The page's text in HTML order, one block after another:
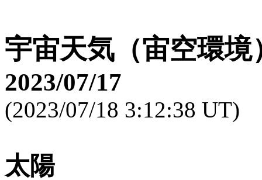
宇宙天気（宙空環境
2023/07/17
(2023/07/18 3:12:38 UT)
太陽